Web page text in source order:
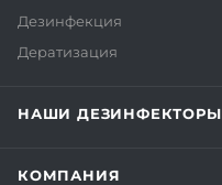
Дезинфекция
Дератизация
НАШИ ДЕЗИНФЕКТОРЫ
КОМПАНИЯ